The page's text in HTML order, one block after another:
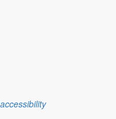
accessibility